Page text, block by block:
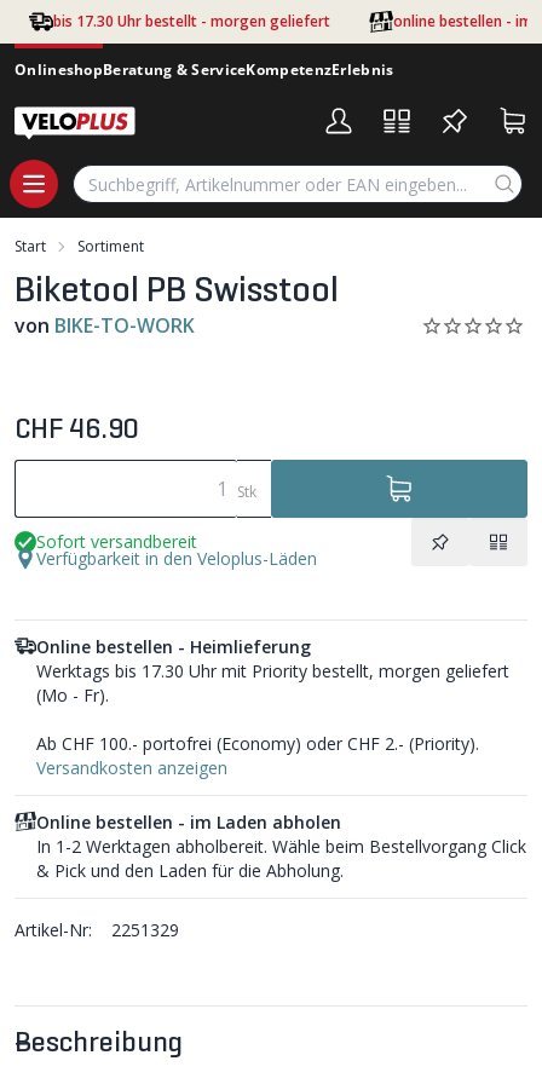
Zum Hauptinhalt springen
bis 17.30 Uhr bestellt - morgen geliefert online bestellen - im
OnlineshopBeratung & ServiceKompetenzErlebnis
Start Sortiment
Biketool PB Swisstool
von BIKE-TO-WORK
Beschreibung
CHF 46.90
Stk
Sofort versandbereit
Verfügbarkeit in den Veloplus-Läden
Online bestellen - Heimlieferung
Werktags bis 17.30 Uhr mit Priority bestellt, morgen geliefert
(Mo - Fr).
Ab CHF 100.- portofrei (Economy) oder CHF 2.- (Priority).
Versandkosten anzeigen
Online bestellen - im Laden abholen
In 1-2 Werktagen abholbereit. Wähle beim Bestellvorgang Click
& Pick und den Laden für die Abholung.
Artikel-Nr: 2251329